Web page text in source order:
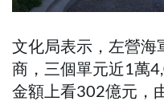
文化局表示，左營海
商，三個單元近1萬
金額上看302億元，